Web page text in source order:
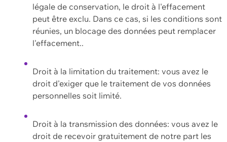
légale de conservation, le droit à l'effacement
peut être exclu. Dans ce cas, si les conditions sont
réunies, un blocage des données peut remplacer
l'effacement..
Droit à la limitation du traitement: vous avez le
droit d'exiger que le traitement de vos données
personnelles soit limité.
Droit à la transmission des données: vous avez le
droit de recevoir gratuitement de notre part les